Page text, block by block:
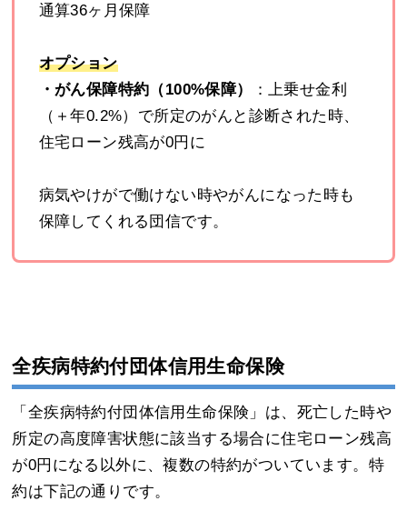
通算36ヶ月保障
オプション
・がん保障特約（100%保障）
：上乗せ金利
（＋年0.2%）で所定のがんと診断された時、
住宅ローン残高が0円に
病気やけがで働けない時やがんになった時も
保障してくれる団信です。
全疾病特約付団体信用生命保険
「全疾病特約付団体信用生命保険」は、死亡した時や
所定の高度障害状態に該当する場合に住宅ローン残高
が0円になる以外に、複数の特約がついています。特
約は下記の通りです。